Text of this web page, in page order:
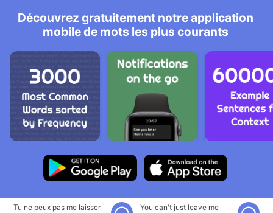
Découvrez gratuitement notre application
mobile de mots les plus courants
Tu ne peux pas me laisser
You can't just leave me